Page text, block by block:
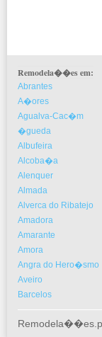
Remodela��es em:
Abrantes
A�ores
Agualva-Cac�m
�gueda
Albufeira
Alcoba�a
Alenquer
Almada
Alverca do Ribatejo
Amadora
Amarante
Amora
Angra do Hero�smo
Aveiro
Barcelos